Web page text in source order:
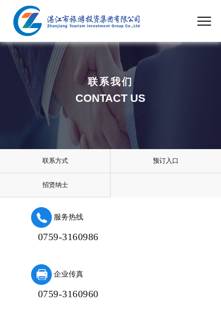
联系我们
CONTACT US
联系方式 预订入口
招贤纳士
服务热线
0759-3160986
企业传真
0759-3160960